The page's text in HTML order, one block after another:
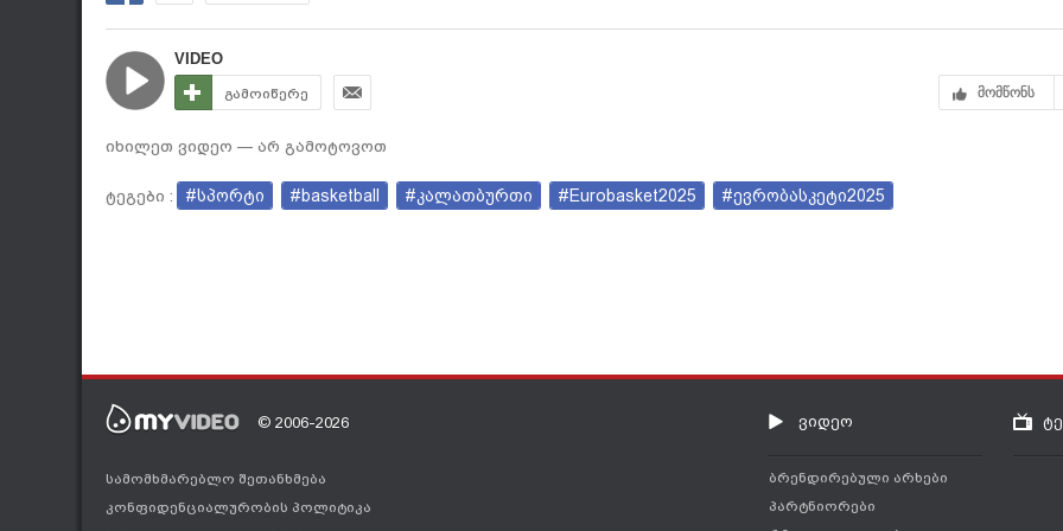
VIDEO
გამოიწერე მომწონს
იხილეთ ვიდეო — არ გამოტოვოთ
ტეგები : #სპორტი #basketball #კალათბურთი #Eurobasket2025 #ევრობასკეტი2025
© 2006-2026
სამომხმარებლო შეთანხმება
კონფიდენციალურობის პოლიტიკა
ვიდეო
ბრენდირებული არხები
პარტნიორები